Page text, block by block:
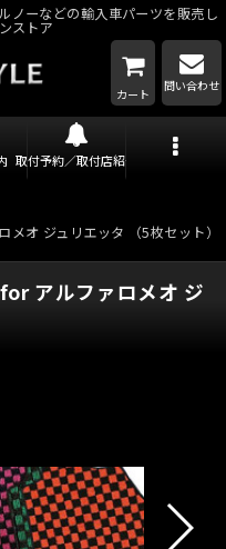
ノーなどの輸入車パーツを販売し
ストア
カート
問い合わせ
取付予約／取付店紹介
オ ジュリエッタ （5枚セット）
アルファロメオ ジ